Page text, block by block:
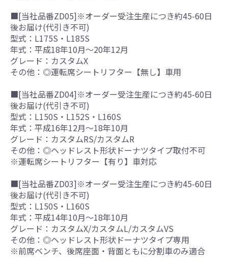
■[当社品番ZD05]※オーダー受注生産につき約45-60日
後お届け(代引き不可)
型式：L175S・L185S
年式：平成18年10月～20年12月
グレード：カスタムX
その他：◎運転席シートリフター【無し】車用
■[当社品番ZD04]※オーダー受注生産につき約45-60日
後お届け(代引き不可)
型式：L150S・L152S・L160S
年式：平成16年12月～18年10月
グレード：カスタムRS/カスタムR
その他：◎ヘッドレスト形状ドーナツタイプ取付不可
※運転席シートリフター【有り】車対応
■[当社品番ZD03]※オーダー受注生産につき約45-60日
後お届け(代引き不可)
型式：L150S・L160S
年式：平成14年10月～18年10月
グレード：カスタムX/カスタムL/カスタムVS
その他：◎ヘッドレスト形状ドーナツタイプ専用
※前席ベンチ、後席座面・背面ともに分割車のみ適合